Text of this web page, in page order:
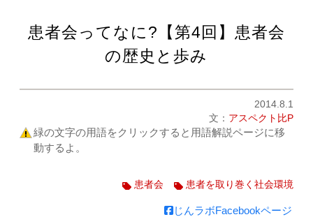
患者会ってなに?【第4回】患者会
の歴史と歩み
2014.8.1
文： アスペクト比P
緑の文字の用語をクリックすると用語解説ページに移
動するよ。
患者会 患者を取り巻く社会環境
じんラボFacebookページ